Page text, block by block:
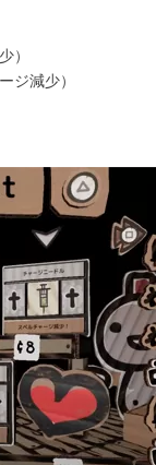
）
ジ減少）